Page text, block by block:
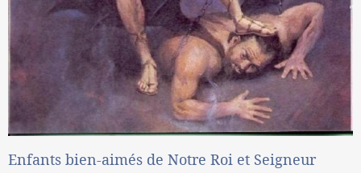
Enfants bien-aimés de Notre Roi et Seigneur